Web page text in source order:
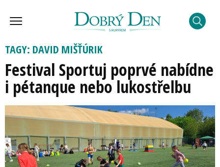
TAGY: DAVID MIŠŤÚRIK
Festival Sportuj poprvé nabídne
i pétanque nebo lukostřelbu